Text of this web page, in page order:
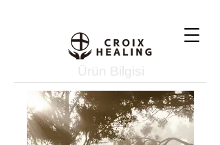
Ürün Bilgisi